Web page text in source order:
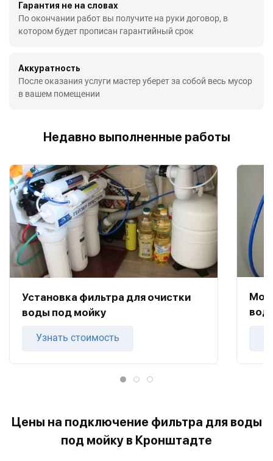
Гарантия не на словах
По окончании работ вы получите на руки договор, в
котором будет прописан гарантийный срок
Аккуратность
После оказания услуги мастер уберет за собой весь мусор
в вашем помещении
Недавно выполненные работы
Установка фильтра для очистки
воды под мойку
Узнать стоимость
Цены на подключение фильтра для воды
под мойку в Кронштадте